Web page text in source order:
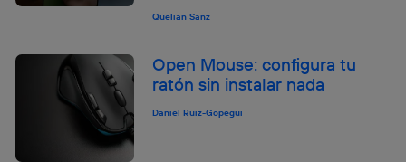
Quelian Sanz
Open Mouse: configura tu
ratón sin instalar nada
Daniel Ruiz-Gopegui